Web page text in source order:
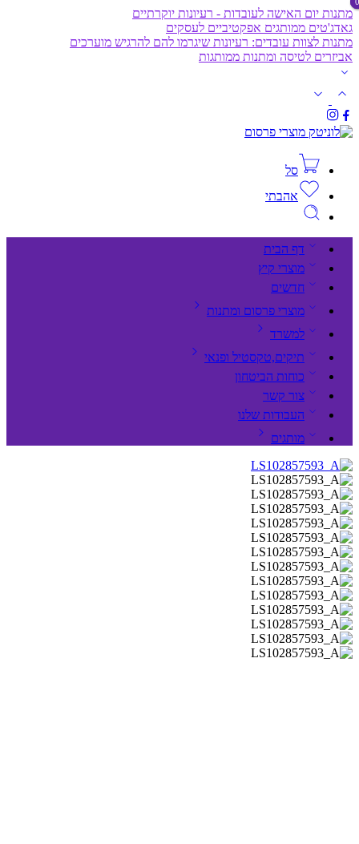
מתנות יום האישה לעובדות - רעיונות יוקרתיים
גאדג'טים ממותגים אפקטיביים לעסקים
מתנות לצוות עובדים: רעיונות שיגרמו להם להרגיש מוערכים
אביזרים לטיסה ומתנות ממותגות
סל
אהבתי
דף הבית
מוצרי קיץ
חדשים
מוצרי פרסום ומתנות
למשרד
תיקים,טקסטיל ופנאי
כוחות הביטחון
צור קשר
העבודות שלנו
מותגים